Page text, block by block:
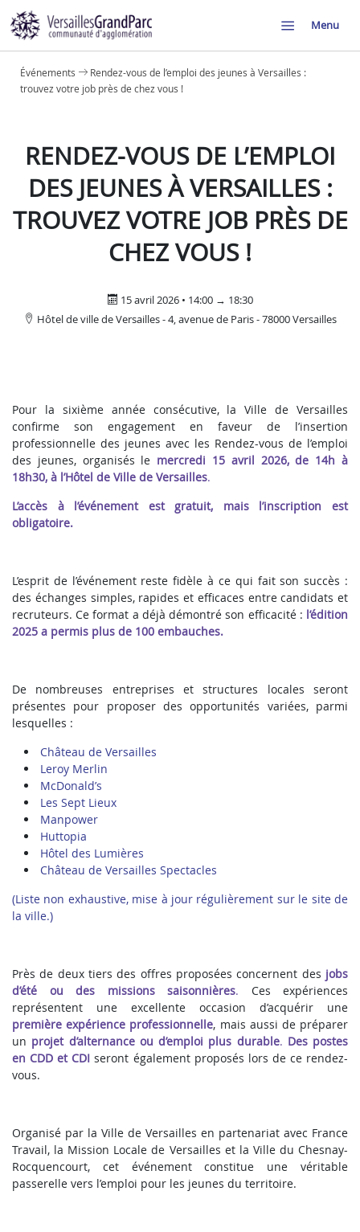
Menu
Événements
Rendez-vous de l’emploi des jeunes à Versailles :
trouvez votre job près de chez vous !
RENDEZ-VOUS DE L’EMPLOI
DES JEUNES À VERSAILLES :
TROUVEZ VOTRE JOB PRÈS DE
CHEZ VOUS !
15 avril 2026 • 14:00 → 18:30
Hôtel de ville de Versailles - 4, avenue de Paris - 78000 Versailles
Pour la sixième année consécutive, la Ville de Versailles
confirme son engagement en faveur de l’insertion
professionnelle des jeunes avec les Rendez-vous de l’emploi
des jeunes, organisés le mercredi 15 avril 2026, de 14h à
18h30, à l’Hôtel de Ville de Versailles.
L’accès à l’événement est gratuit, mais l’inscription est
obligatoire.
L’esprit de l’événement reste fidèle à ce qui fait son succès :
des échanges simples, rapides et efficaces entre candidats et
recruteurs. Ce format a déjà démontré son efficacité : l’édition
2025 a permis plus de 100 embauches.
De nombreuses entreprises et structures locales seront
présentes pour proposer des opportunités variées, parmi
lesquelles :
Château de Versailles
Leroy Merlin
McDonald’s
Les Sept Lieux
Manpower
Huttopia
Hôtel des Lumières
Château de Versailles Spectacles
(Liste non exhaustive, mise à jour régulièrement sur le site de
la ville.)
Près de deux tiers des offres proposées concernent des jobs
d’été ou des missions saisonnières. Ces expériences
représentent une excellente occasion d’acquérir une
première expérience professionnelle, mais aussi de préparer
un projet d’alternance ou d’emploi plus durable. Des postes
en CDD et CDI seront également proposés lors de ce rendez-
vous.
Organisé par la Ville de Versailles en partenariat avec France
Travail, la Mission Locale de Versailles et la Ville du Chesnay-
Rocquencourt, cet événement constitue une véritable
passerelle vers l’emploi pour les jeunes du territoire.